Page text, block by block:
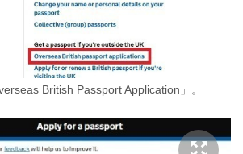
British Passport Application」。